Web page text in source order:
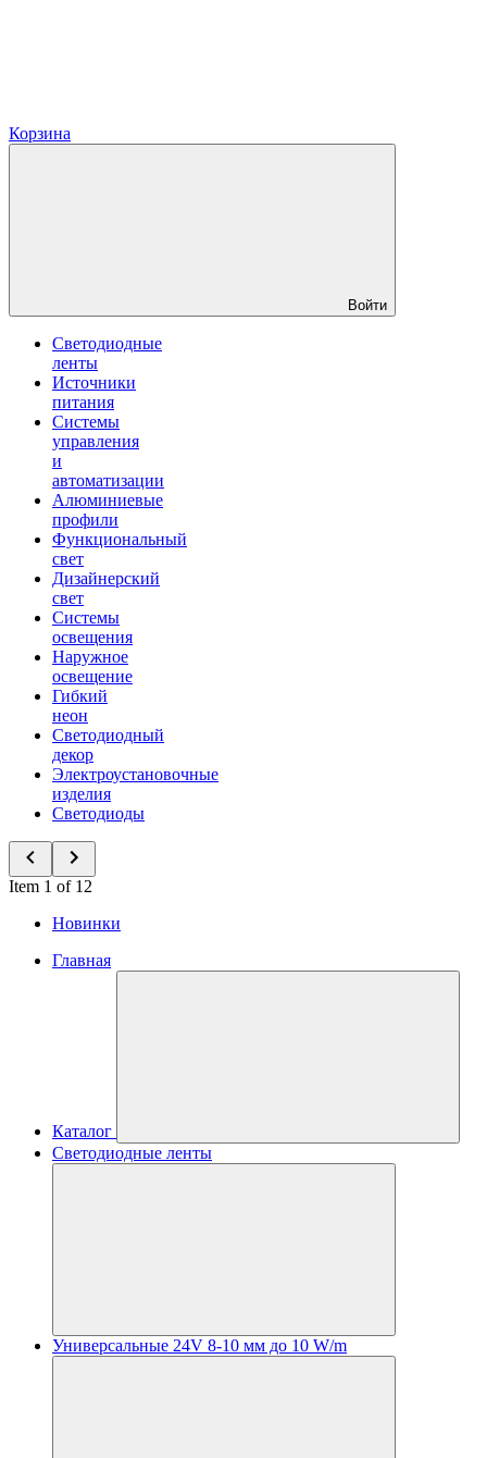
Корзина
Войти
Светодиодные
ленты
Источники
питания
Системы
управления
и
автоматизации
Алюминиевые
профили
Функциональный
свет
Дизайнерский
свет
Системы
освещения
Наружное
освещение
Гибкий
неон
Светодиодный
декор
Электроустановочные
изделия
Светодиоды
Item 1 of 12
Новинки
Главная
Каталог
Светодиодные ленты
Универсальные 24V 8-10 мм до 10 W/m